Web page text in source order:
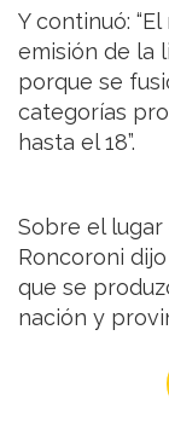
Y continuó:
emisión de la
porque se
categorías
hasta el 18”.
Sobre el
Roncoroni
que se
nación y